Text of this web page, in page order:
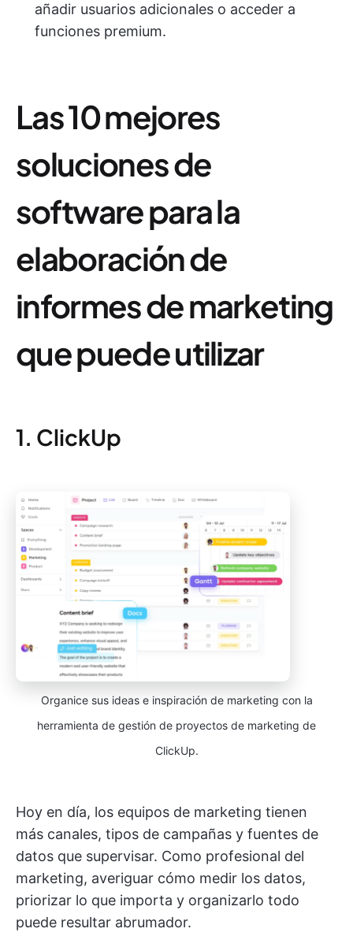
añadir usuarios adicionales o acceder a
funciones premium.
Las 10 mejores
soluciones de
software para la
elaboración de
informes de marketing
que puede utilizar
1. ClickUp
Organice sus ideas e inspiración de marketing con la
herramienta de gestión de proyectos de marketing de
ClickUp.
Hoy en día, los equipos de marketing tienen
más canales, tipos de campañas y fuentes de
datos que supervisar. Como profesional del
marketing, averiguar cómo medir los datos,
priorizar lo que importa y organizarlo todo
puede resultar abrumador.